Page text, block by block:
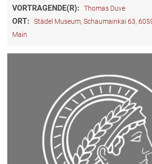
VORTRAGENDE(R): Thomas Duve
ORT:
Städel Museum, Schaumainkai 63,
Main